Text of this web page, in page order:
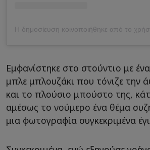
Εμφανίστηκε στο στούντιο με
μπλε μπλουζάκι που τόνιζε την
και το πλούσιο μπούστο της,
αμέσως το νούμερο ένα θέμα
μια φωτογραφία συγκεκριμένα